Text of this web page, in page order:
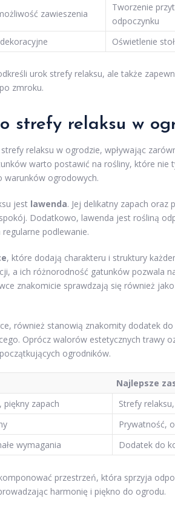
zawieszenia
Tworzenie
odpoczynku
Oświetlenie
urok strefy relaksu, ale także
zmroku.
strefy relaksu w
relaksu w ogrodzie, wpływając
warto postawić na rośliny, które nie
warunków ogrodowych.
jest lawenda. Jej delikatny zapach oraz
Dodatkowo, lawenda jest rośliną
podlewanie.
, które dodają charakteru i struktury
a ich różnorodność gatunków pozwala
znakomicie sprawdzają się również
również stanowią znakomity dodatek
Oprócz walorów estetycznych trawy
ogrodników.
Najlepsze
piękny zapach
Strefy
Prywatność,
wymagania Dodatek do
przestrzeń, która sprzyja
harmonię i piękno do ogrodu.